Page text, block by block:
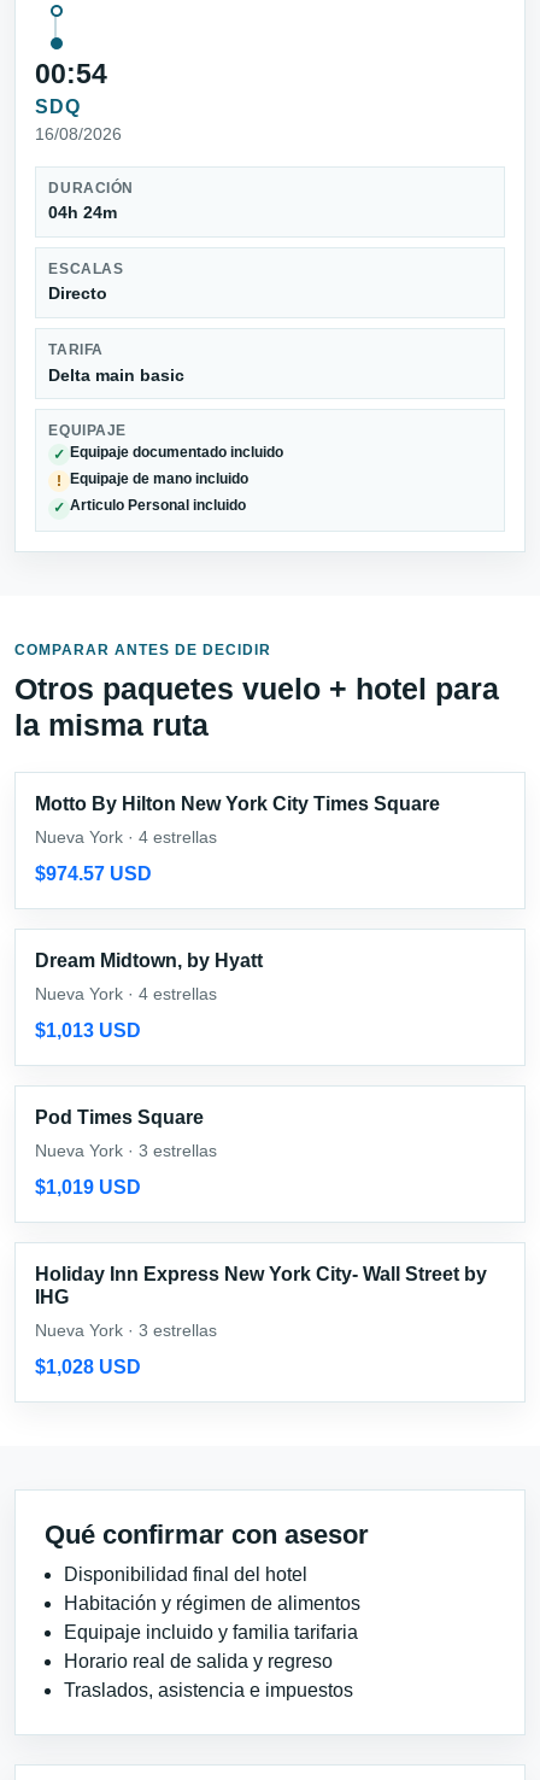
00:54
SDQ
16/08/2026
DURACIÓN
04h 24m
ESCALAS
Directo
TARIFA
Delta main basic
EQUIPAJE
✓ Equipaje documentado incluido
! Equipaje de mano incluido
✓ Articulo Personal incluido
COMPARAR ANTES DE DECIDIR
Otros paquetes vuelo + hotel para
la misma ruta
Motto By Hilton New York City Times Square
Nueva York · 4 estrellas
$974.57 USD
Dream Midtown, by Hyatt
Nueva York · 4 estrellas
$1,013 USD
Pod Times Square
Nueva York · 3 estrellas
$1,019 USD
Holiday Inn Express New York City- Wall Street by
IHG
Nueva York · 3 estrellas
$1,028 USD
Qué confirmar con asesor
Disponibilidad final del hotel
Habitación y régimen de alimentos
Equipaje incluido y familia tarifaria
Horario real de salida y regreso
Traslados, asistencia e impuestos